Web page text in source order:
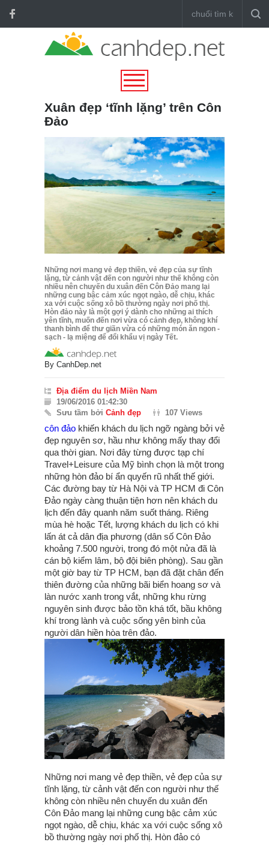
Xuân đẹp ‘tĩnh lặng’ trên Côn
Đảo
Những nơi mang vẻ đẹp thiền, vẻ đẹp của sự tĩnh
lặng, từ cảnh vật đến con người như thế không còn
nhiều nên chuyến du xuân đến Côn Đảo mang lại
những cung bậc cảm xúc ngọt ngào, dễ chịu, khác
xa với cuộc sống xô bồ thường ngày nơi phố thị.
Hòn đảo này là một gợi ý dành cho những ai thích
yên tĩnh, muốn đến nơi vừa có cảnh đẹp, không khí
thanh bình để thư giãn vừa có những món ăn ngon -
sạch - lạ miệng để đổi khẩu vị ngày Tết.
By CanhDep.net
Địa điểm du lịch Miền Nam
19/06/2016 01:42:30
Sưu tầm bởi Cảnh đẹp 107 Views
côn đảo khiến khách du lịch ngỡ ngàng bởi vẻ
đẹp nguyên sơ, hầu như không mấy thay đổi
qua thời gian. Nơi đây từng được tạp chí
Travel+Leisure của Mỹ bình chọn là một trong
những hòn đảo bí ẩn quyến rũ nhất thế giới.
Các đường bay từ Hà Nội và TP HCM đi Côn
Đảo ngày càng thuận tiện hơn nên khách du
lịch đến đây quanh năm suốt tháng. Riêng
mùa hè hoặc Tết, lượng khách du lịch có khi
lấn át cả dân địa phương (dân số Côn Đảo
khoảng 7.500 người, trong đó một nửa đã là
cán bộ kiểm lâm, bộ đội biên phòng). Sau gần
một giờ bay từ TP HCM, bạn đã đặt chân đến
thiên đường của những bãi biển hoang sơ và
làn nước xanh trong vắt, những khu rừng
nguyên sinh được bảo tồn khá tốt, bầu không
khí trong lành và cuộc sống yên bình của
người dân hiền hòa trên đảo.
Những nơi mang vẻ đẹp thiền, vẻ đẹp của sự
tĩnh lặng, từ cảnh vật đến con người như thế
không còn nhiều nên chuyến du xuân đến
Côn Đảo mang lại những cung bậc cảm xúc
ngọt ngào, dễ chịu, khác xa với cuộc sống xô
bồ thường ngày nơi phố thị. Hòn đảo có